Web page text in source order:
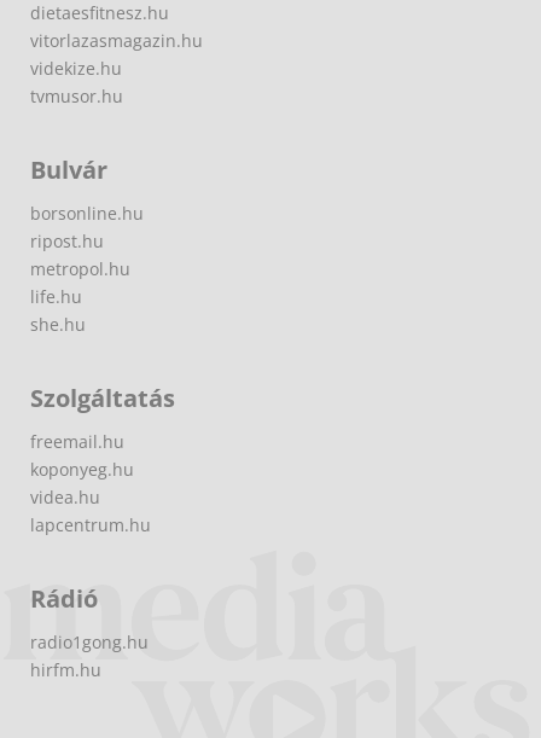
dietaesfitnesz.hu
vitorlazasmagazin.hu
videkize.hu
tvmusor.hu
Bulvár
borsonline.hu
ripost.hu
metropol.hu
life.hu
she.hu
Szolgáltatás
freemail.hu
koponyeg.hu
videa.hu
lapcentrum.hu
Rádió
radio1gong.hu
hirfm.hu